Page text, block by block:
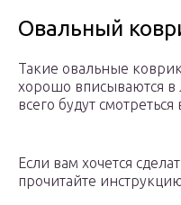
Овальный
Такие овальные
хорошо вписываются
всего будут смотреться
Если вам хочется
прочитайте